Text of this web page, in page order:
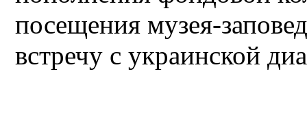
посещения музея-
встречу с украинской